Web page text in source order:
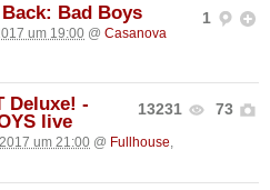
1
Bad Boys
um 19:00 @ Casanova
13231 73
Deluxe! -
live
um 21:00 @ Fullhouse,